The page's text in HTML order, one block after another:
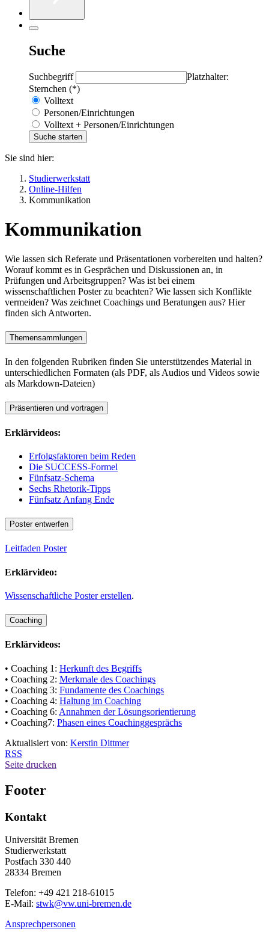
Suche
Suchbegriff
Platzhalter:
Sternchen (*)
Volltext
Personen/Einrichtungen
Volltext + Personen/Einrichtungen
Sie sind hier:
Studierwerkstatt
Online-Hilfen
Kommunikation
Kommunikation
Wie lassen sich Referate und Präsentationen vorbereiten und halten?
Worauf kommt es in Gesprächen und Diskussionen an, in
Prüfungen und Arbeitsgruppen? Was ist bei einem
wissenschaftlichen Poster zu beachten? Wie lassen sich Konflikte
vermeiden? Was zeichnet Coachings und Beratungen aus? Hier
finden sich Antworten.
Themensammlungen
In den folgenden Rubriken finden Sie unterstützendes Material in
unterschiedlichen Formaten (als PDF, als Audios und Videos sowie
als Markdown-Dateien)
Präsentieren und vortragen
Erklärvideos:
Erfolgsfaktoren beim Reden
Die SUCCESS-Formel
Fünfsatz-Schema
Sechs Rhetorik-Tipps
Fünfsatz Anfang Ende
Poster entwerfen
Leitfaden Poster
Erklärvideo:
Wissenschaftliche Poster erstellen.
Coaching
Erklärvideos:
• Coaching 1: Herkunft des Begriffs
• Coaching 2: Merkmale des Coachings
• Coaching 3: Fundamente des Coachings
• Coaching 4: Haltung im Coaching
• Coaching 6: Annahmen der Lösungsorientierung
• Coaching7: Phasen eines Coachinggesprächs
Aktualisiert von: Kerstin Dittmer
RSS
Seite drucken
Footer
Kontakt
Universität Bremen
Studierwerkstatt
Postfach 330 440
28334 Bremen
Telefon: +49 421 218-61015
E-Mail: stwk@vw.uni-bremen.de
Ansprechpersonen